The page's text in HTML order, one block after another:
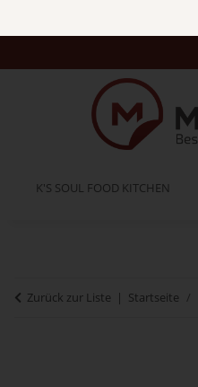
K'S SOUL FOOD KITCHEN
Zurück zur Liste Startseite